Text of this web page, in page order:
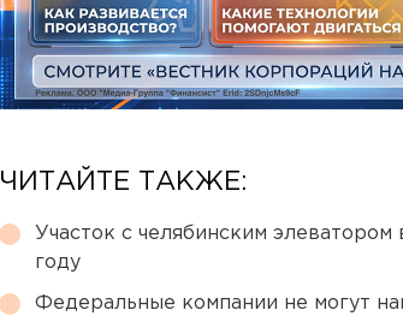
ЧИТАЙТЕ ТАКЖЕ:
Участок с челябинским
году
Федеральные компании не могут